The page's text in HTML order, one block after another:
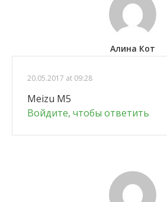
Алина Кот
20.05.2017 at 09:28
Meizu M5
Войдите, чтобы ответить